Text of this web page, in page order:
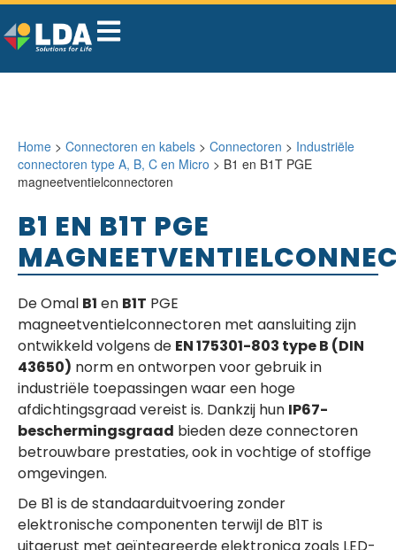
Home > Connectoren en kabels > Connectoren > Industriële
connectoren type A, B, C en Micro > B1 en B1T PGE
magneetventielconnectoren
B1 EN B1T PGE
De Omal B1 en B1T PGE
magneetventielconnectoren met aansluiting zijn
ontwikkeld volgens de EN 175301-803 type B (DIN
43650) norm en ontworpen voor gebruik in
industriële toepassingen waar een hoge
afdichtingsgraad vereist is. Dankzij hun IP67-
beschermingsgraad bieden deze connectoren
betrouwbare prestaties, ook in vochtige of stoffige
omgevingen.
De B1 is de standaarduitvoering zonder
elektronische componenten terwijl de B1T is